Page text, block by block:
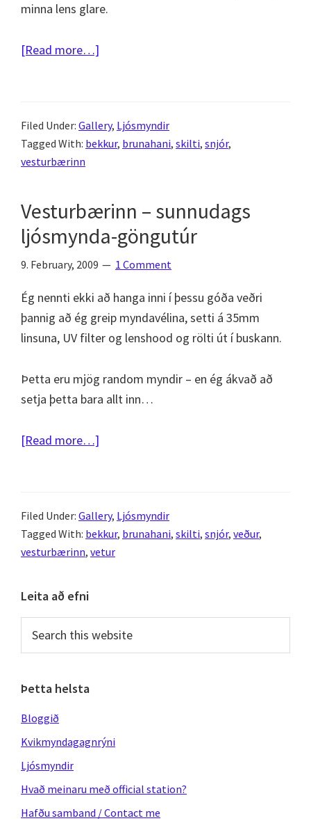
minna lens glare.
[Read more…]
götuljósmyndir
af
Filed Under: Gallery, Ljósmyndir
Tagged With: bekkur, brunahani, skilti, snjór,
vesturbærinn
Vesturbærinn – sunnudags
ljósmynda-göngutúr
9. February, 2009 1 Comment
Ég nennti ekki að hanga inni í þessu góða veðri
þannig að ég greip myndavélina, setti á 35mm
linsuna, UV filter og lenshood og rölti út í buskann.
Þetta eru mjög random myndir – en ég ákvað að
setja þetta bara allt inn…
[Read more…]
ljósmynda-
göngutúr
Filed Under: Gallery, Ljósmyndir
Tagged With: bekkur, brunahani, skilti, snjór, veður,
vesturbærinn, vetur
Primary
Sidebar
Leita að efni
this
Þetta helsta
Bloggið
Kvikmyndagagnrýni
Ljósmyndir
Hvað meinaru með official station?
Hafðu samband / Contact me